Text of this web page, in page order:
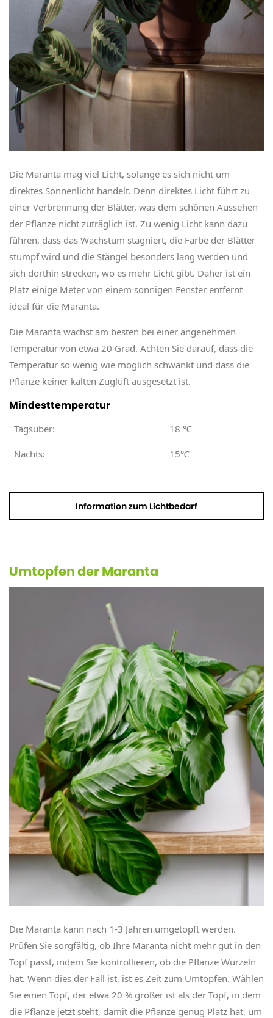
Die Maranta mag viel Licht, solange es sich nicht um
direktes Sonnenlicht handelt. Denn direktes Licht führt zu
einer Verbrennung der Blätter, was dem schönen Aussehen
der Pflanze nicht zuträglich ist. Zu wenig Licht kann dazu
führen, dass das Wachstum stagniert, die Farbe der Blätter
stumpf wird und die Stängel besonders lang werden und
sich dorthin strecken, wo es mehr Licht gibt. Daher ist ein
Platz einige Meter von einem sonnigen Fenster entfernt
ideal für die Maranta.
Die Maranta wächst am besten bei einer angenehmen
Temperatur von etwa 20 Grad. Achten Sie darauf, dass die
Temperatur so wenig wie möglich schwankt und dass die
Pflanze keiner kalten Zugluft ausgesetzt ist.
Mindesttemperatur
Tagsüber: 18 ℃
Nachts: 15℃
Information zum Lichtbedarf
Umtopfen der Maranta
Die Maranta kann nach 1-3 Jahren umgetopft werden.
Prüfen Sie sorgfältig, ob Ihre Maranta nicht mehr gut in den
Topf passt, indem Sie kontrollieren, ob die Pflanze Wurzeln
hat. Wenn dies der Fall ist, ist es Zeit zum Umtopfen. Wählen
Sie einen Topf, der etwa 20 % größer ist als der Topf, in dem
die Pflanze jetzt steht, damit die Pflanze genug Platz hat, um